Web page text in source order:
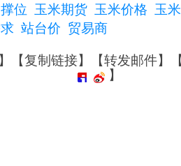
位 玉米期货 玉米价格 玉
站台价 贸易商
【复制链接】【转发邮件】
】